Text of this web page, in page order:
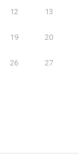
12 13
19 20
26 27